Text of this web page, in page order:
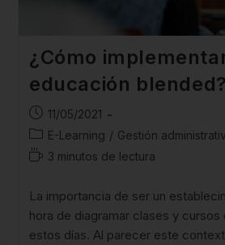
¿Cómo
educación blended?
11/05/2021
E-Learning / Gestión
3 minutos de lectura
La importancia de ser un
hora de diagramar clases y
estos días. Al parecer este